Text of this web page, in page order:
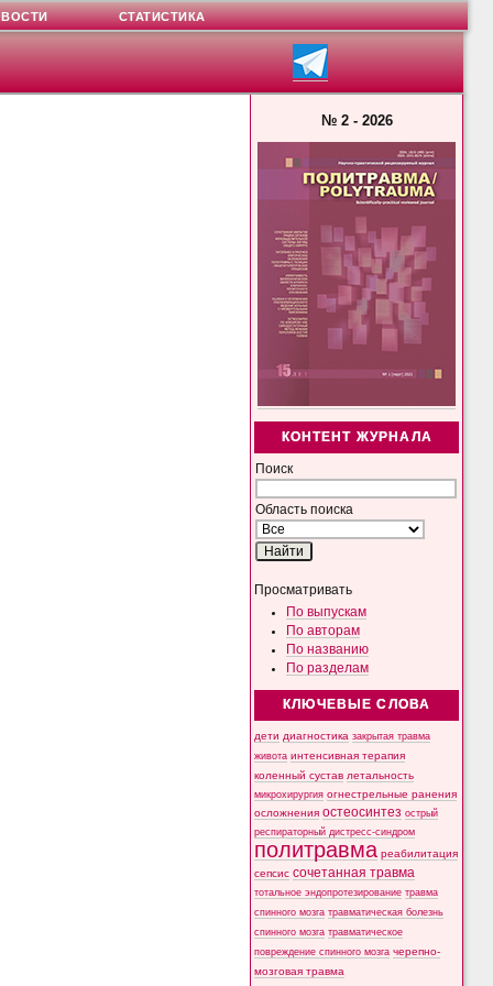
№ 2 - 2026
КОНТЕНТ ЖУРНАЛА
Поиск
Область поиска
Просматривать
По выпускам
По авторам
По названию
По разделам
КЛЮЧЕВЫЕ СЛОВА
дети диагностика закрытая травма
живота интенсивная терапия
коленный сустав летальность
микрохирургия огнестрельные ранения
осложнения остеосинтез острый
респираторный дистресс-синдром
политравма реабилитация
сепсис сочетанная травма
тотальное эндопротезирование травма
спинного мозга травматическая болезнь
спинного мозга травматическое
повреждение спинного мозга черепно-
мозговая травма
СТАТИСТИКА